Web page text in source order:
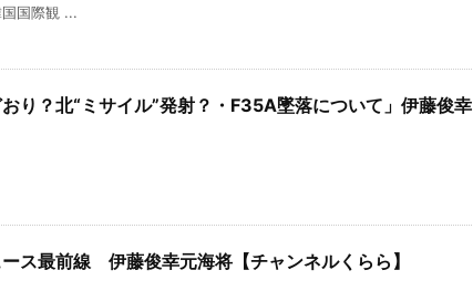
国際観 ...
り？北“ミサイル”発射？・F35A墜落について」伊藤俊幸
ス最前線 伊藤俊幸元海将【チャンネルくらら】